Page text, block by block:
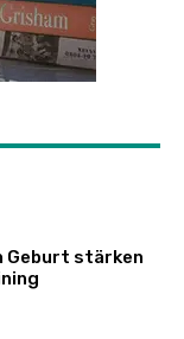
Geburt stärken